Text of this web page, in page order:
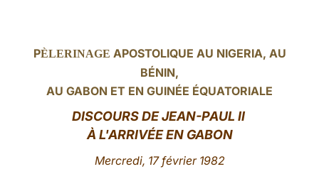
LATINE
PÈLERINAGE APOSTOLIQUE AU NIGERIA, AU
BÉNIN,
AU GABON ET EN GUINÉE ÉQUATORIALE
DISCOURS DE JEAN-PAUL II
À L'ARRIVÉE EN GABON
Mercredi, 17 février 1982